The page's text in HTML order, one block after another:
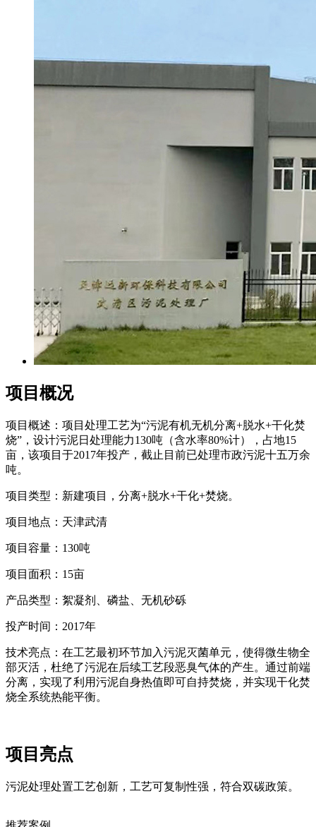
项目概况
项目概述：项目处理工艺为“污泥有机无机分离+脱水+干化焚
烧”，设计污泥日处理能力130吨（含水率80%计），占地15
亩，该项目于2017年投产，截止目前已处理市政污泥十五万余
吨。
项目类型：新建项目，分离+脱水+干化+焚烧。
项目地点：天津武清
项目容量：130吨
项目面积：15亩
产品类型：絮凝剂、磷盐、无机砂砾
投产时间：2017年
技术亮点：在工艺最初环节加入污泥灭菌单元，使得微生物全
部灭活，杜绝了污泥在后续工艺段恶臭气体的产生。通过前端
分离，实现了利用污泥自身热值即可自持焚烧，并实现干化焚
烧全系统热能平衡。
项目亮点
污泥处理处置工艺创新，工艺可复制性强，符合双碳政策。